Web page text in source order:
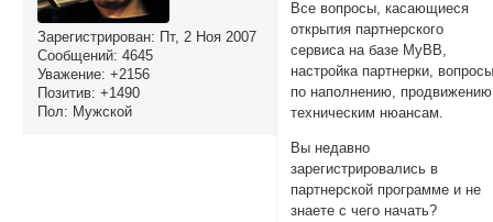
Зарегистрирован: Пт, 2 Ноя 2007
Сообщений: 4645
Уважение: +2156
Позитив: +1490
Пол: Мужской
Все вопросы, касающиеся
открытия партнерского
сервиса на базе MyBB,
настройка партнерки,
по наполнению,
техническим нюансам.
Вы недавно
зарегистрировались в
партнерской программе и не
знаете с чего начать?